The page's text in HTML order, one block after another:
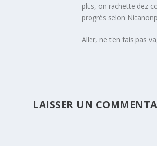
plus, on rachette dez
progrès selon
Aller, ne t’en fais pas
LAISSER UN